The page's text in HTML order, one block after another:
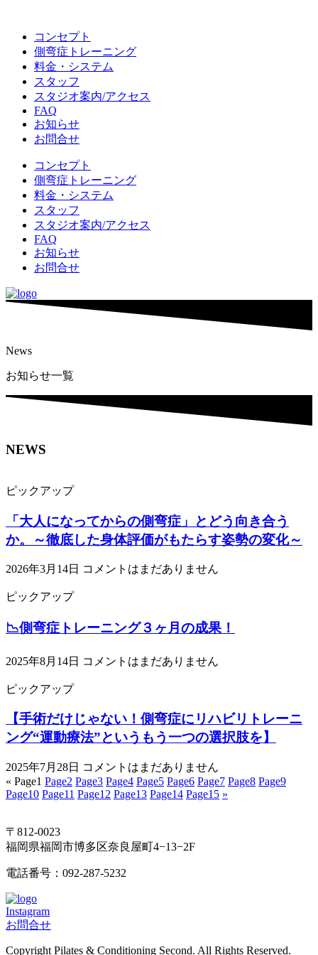
コンセプト
側弯症トレーニング
料金・システム
スタッフ
スタジオ案内/アクセス
FAQ
お知らせ
お問合せ
コンセプト
側弯症トレーニング
料金・システム
スタッフ
スタジオ案内/アクセス
FAQ
お知らせ
お問合せ
News
お知らせ一覧
NEWS
ピックアップ
「大人になってからの側弯症」とどう向き合う
か。～徹底した身体評価がもたらす姿勢の変化～
2026年3月14日 コメントはまだありません
ピックアップ
📉側弯症トレーニング３ヶ月の成果！
2025年8月14日 コメントはまだありません
ピックアップ
【手術だけじゃない！側弯症にリハビリトレーニ
ング“運動療法”というもう一つの選択肢を】
2025年7月28日 コメントはまだありません
« Page1 Page2 Page3 Page4 Page5 Page6 Page7 Page8 Page9
Page10 Page11 Page12 Page13 Page14 Page15 »
〒812-0023
福岡県福岡市博多区奈良屋町4−13−2F
電話番号：092-287-5232
Instagram
お問合せ
Copyright Pilates & Conditioning Second. All Rights Reserved.